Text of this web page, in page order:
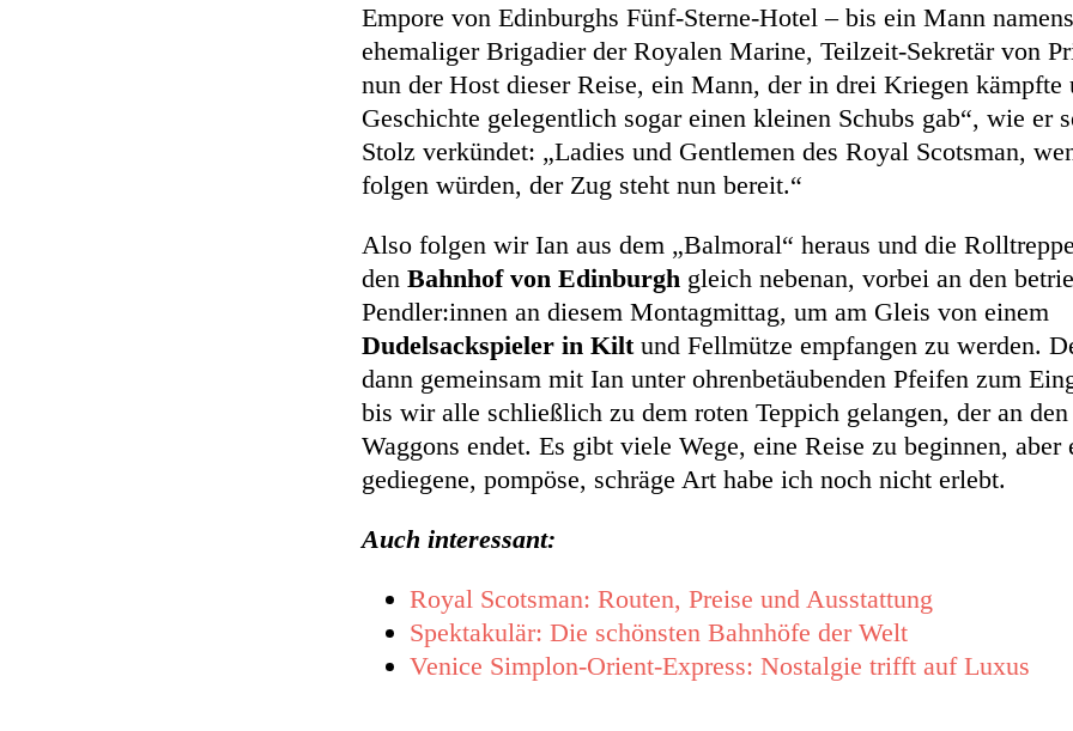
Empore von Edinburghs Fünf-Sterne-Hotel – bis ein Mann
ehemaliger Brigadier der Royalen Marine, Teilzeit-Sekretär von
nun der Host dieser Reise, ein Mann, der in drei Kriegen kämpfte
Geschichte gelegentlich sogar einen kleinen Schubs gab“, wie er
Stolz verkündet: „Ladies und Gentlemen des Royal Scotsman,
folgen würden, der Zug steht nun bereit.“
Also folgen wir Ian aus dem „Balmoral“ heraus und die
den Bahnhof von Edinburgh gleich nebenan, vorbei an den
Pendler:innen an diesem Montagmittag, um am Gleis von einem
Dudelsackspieler in Kiltund Fellmütze empfangen zu werden.
dann gemeinsam mit Ian unter ohrenbetäubenden Pfeifen zum
bis wir alle schließlich zu dem roten Teppich gelangen, der an
Waggons endet. Es gibt viele Wege, eine Reise zu beginnen, aber
gediegene, pompöse, schräge Art habe ich noch nicht erlebt.
Auch interessant:
Royal Scotsman: Routen, Preise und Ausstattung
Spektakulär: Die schönsten Bahnhöfe der Welt
Venice Simplon-Orient-Express: Nostalgie trifft auf Luxus